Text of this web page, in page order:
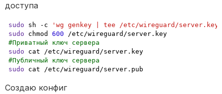
доступа
sudo sh -c
'wg genkey | tee /etc/wireguard/
sudo chmod 600
/etc/wireguard/server.key
#Приватный ключ сервера
sudo
cat /etc/wireguard/server.key
#Публичный ключ сервера
sudo cat /etc/wireguard/server.pub
Создаю конфиг